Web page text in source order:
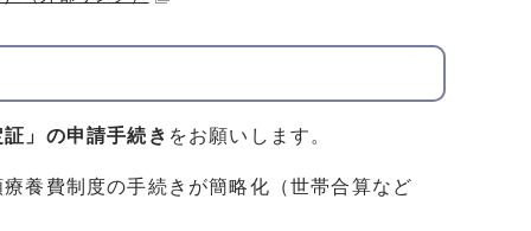
証」の申請手続き をお願いします。
養費制度の手続きが簡略化（世帯合算など